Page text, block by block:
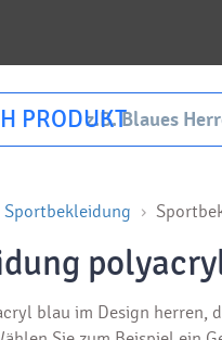
PRODUKT
Sportbekleidung
blau im Design herren,